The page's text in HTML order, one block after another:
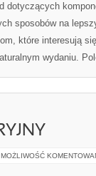
dotyczących
sposobów na
które interesują
wydaniu.
MOŻLIWOŚĆ